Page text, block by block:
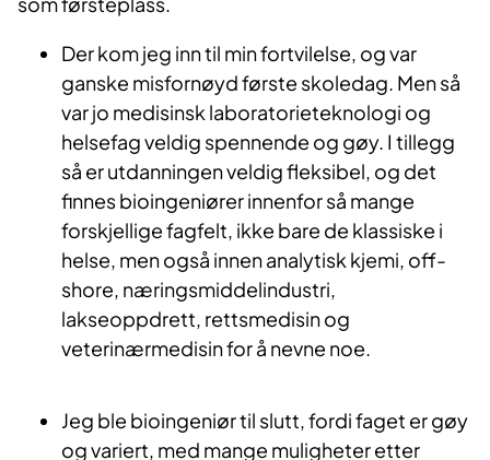
Der kom jeg inn til min fortvilelse, og var
ganske misfornøyd første skoledag. Men så
var jo medisinsk laboratorieteknologi og
helsefag veldig spennende og gøy. I tillegg
så er utdanningen veldig fleksibel, og det
finnes bioingeniører innenfor så mange
forskjellige fagfelt, ikke bare de klassiske i
helse, men også innen analytisk kjemi, off-
shore, næringsmiddelindustri,
lakseoppdrett, rettsmedisin og
veterinærmedisin for å nevne noe.
Jeg ble bioingeniør til slutt, fordi faget er gøy
og variert, med mange muligheter etter